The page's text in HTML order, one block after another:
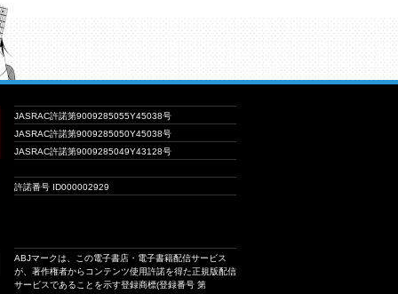
JASRAC許諾第9009285055Y45038号
JASRAC許諾第9009285050Y45038号
JASRAC許諾第9009285049Y43128号
許諾番号 ID000002929
ABJマークは、この電子書店・電子書籍配信サービス
が、著作権者からコンテンツ使用許諾を得た正規版配信
サービスであることを示す登録商標(登録番号 第